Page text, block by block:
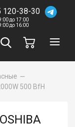
120-38-30
до 17:00
до 16:00
500 BfH